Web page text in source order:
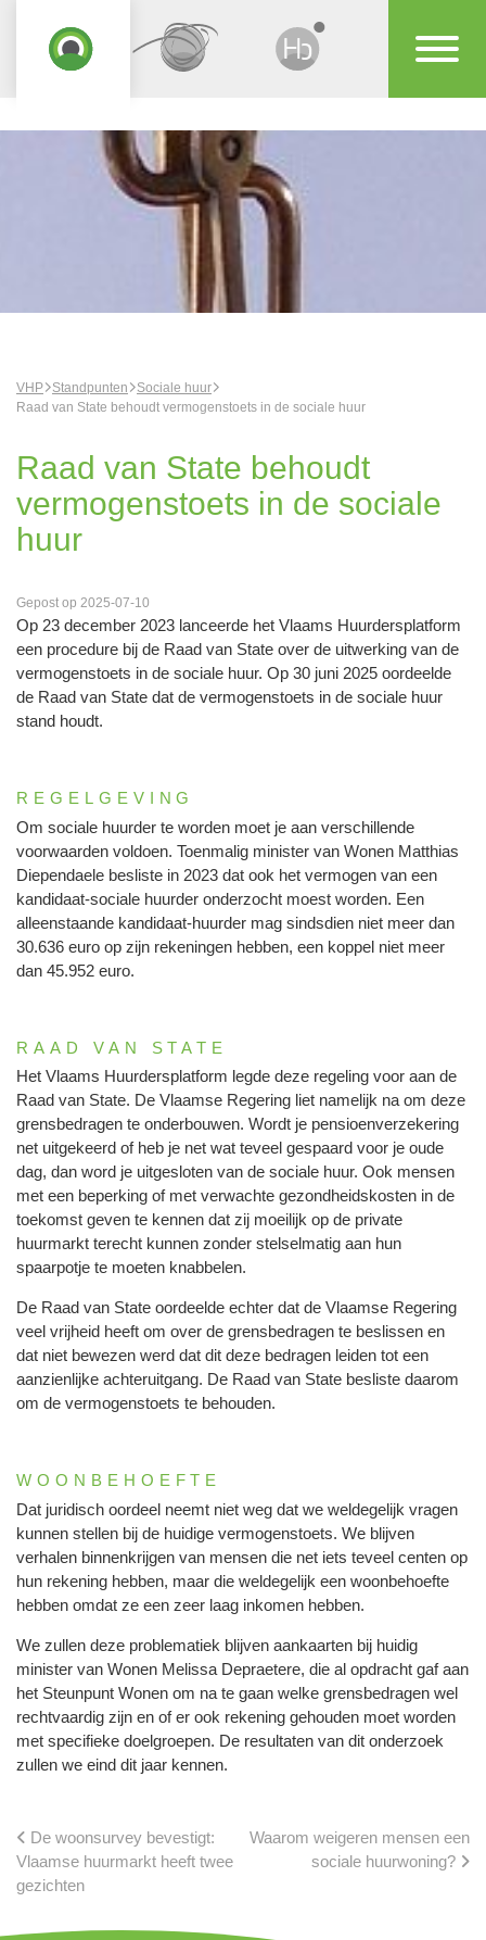
VHP Standpunten
Sociale huur
Raad van State behoudt vermogenstoets in de sociale huur
Raad van State behoudt
vermogenstoets in de sociale
huur
Gepost op 2025-07-10
Op 23 december 2023 lanceerde het Vlaams Huurdersplatform
een procedure bij de Raad van State over de uitwerking van de
vermogenstoets in de sociale huur. Op 30 juni 2025 oordeelde
de Raad van State dat de vermogenstoets in de sociale huur
stand houdt.
REGELGEVING
Om sociale huurder te worden moet je aan verschillende
voorwaarden voldoen. Toenmalig minister van Wonen Matthias
Diependaele besliste in 2023 dat ook het vermogen van een
kandidaat-sociale huurder onderzocht moest worden. Een
alleenstaande kandidaat-huurder mag sindsdien niet meer dan
30.636 euro op zijn rekeningen hebben, een koppel niet meer
dan 45.952 euro.
RAAD VAN STATE
Het Vlaams Huurdersplatform legde deze regeling voor aan de
Raad van State. De Vlaamse Regering liet namelijk na om deze
grensbedragen te onderbouwen. Wordt je pensioenverzekering
net uitgekeerd of heb je net wat teveel gespaard voor je oude
dag, dan word je uitgesloten van de sociale huur. Ook mensen
met een beperking of met verwachte gezondheidskosten in de
toekomst geven te kennen dat zij moeilijk op de private
huurmarkt terecht kunnen zonder stelselmatig aan hun
spaarpotje te moeten knabbelen.
De Raad van State oordeelde echter dat de Vlaamse Regering
veel vrijheid heeft om over de grensbedragen te beslissen en
dat niet bewezen werd dat dit deze bedragen leiden tot een
aanzienlijke achteruitgang. De Raad van State besliste daarom
om de vermogenstoets te behouden.
WOONBEHOEFTE
Dat juridisch oordeel neemt niet weg dat we weldegelijk vragen
kunnen stellen bij de huidige vermogenstoets. We blijven
verhalen binnenkrijgen van mensen die net iets teveel centen op
hun rekening hebben, maar die weldegelijk een woonbehoefte
hebben omdat ze een zeer laag inkomen hebben.
We zullen deze problematiek blijven aankaarten bij huidig
minister van Wonen Melissa Depraetere, die al opdracht gaf aan
het Steunpunt Wonen om na te gaan welke grensbedragen wel
rechtvaardig zijn en of er ook rekening gehouden moet worden
met specifieke doelgroepen. De resultaten van dit onderzoek
zullen we eind dit jaar kennen.
De woonsurvey bevestigt:
Vlaamse huurmarkt heeft twee
gezichten
Waarom weigeren mensen een
sociale huurwoning?